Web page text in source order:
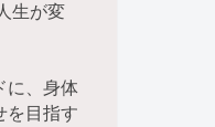
生が変
に、身体
を目指す